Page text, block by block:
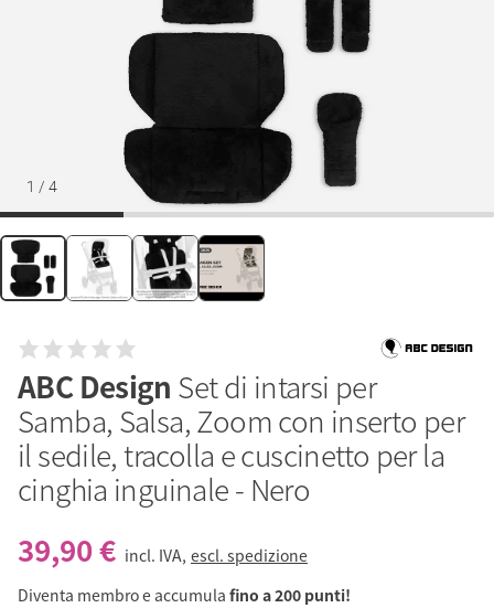
1 / 4
ABC Design Set di intarsi per
Samba, Salsa, Zoom con inserto per
il sedile, tracolla e cuscinetto per la
cinghia inguinale - Nero
39,90 € incl. IVA, escl. spedizione
Diventa membro e accumula fino a 200 punti!